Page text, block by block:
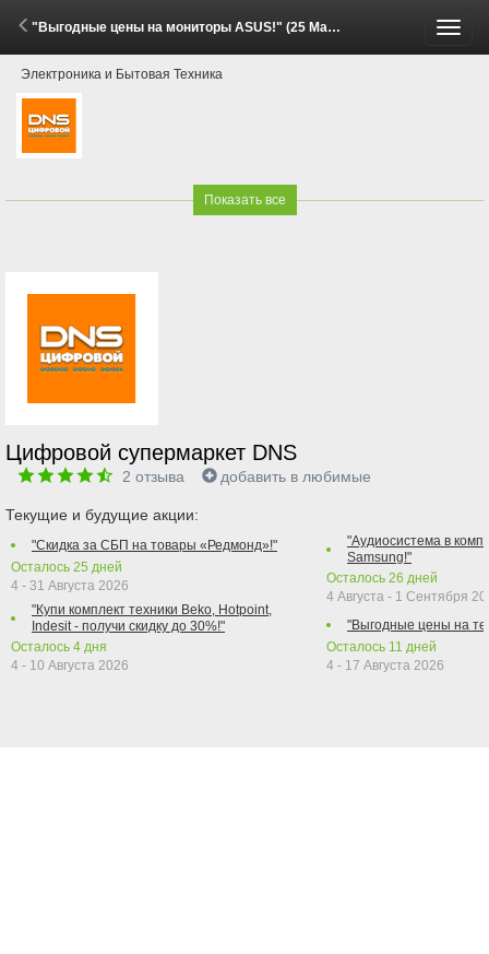
"Выгодные цены на мониторы ASUS!" (25 Мая - 22 Июня 2026)
Электроника и Бытовая Техника
Показать все
Цифровой супермаркет DNS
2 отзыва добавить в любимые
Текущие и будущие акции:
"Скидка за СБП на товары «Редмонд»!"
Осталось 25 дней
4 - 31 Августа 2026
"Купи комплект техники Beko, Hotpoint,
Indesit - получи скидку до 30%!"
Осталось 4 дня
4 - 10 Августа 2026
"Аудиосистема в
Samsung!"
Осталось 26 дней
4 Августа - 1 Сентября
"Выгодные цены на
Осталось 11 дней
4 - 17 Августа 2026